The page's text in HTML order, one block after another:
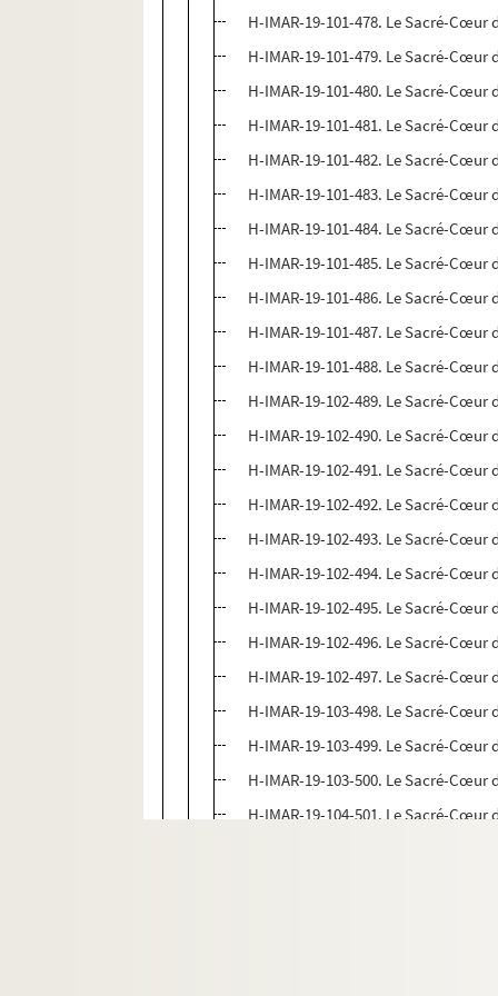
H-IMAR-19-101-478. Le Sacré-Cœur
H-IMAR-19-101-479. Le Sacré-Cœur
H-IMAR-19-101-480. Le Sacré-Cœur
H-IMAR-19-101-481. Le Sacré-Cœur
H-IMAR-19-101-482. Le Sacré-Cœur
H-IMAR-19-101-483. Le Sacré-Cœur
H-IMAR-19-101-484. Le Sacré-Cœur
H-IMAR-19-101-485. Le Sacré-Cœur
H-IMAR-19-101-486. Le Sacré-Cœur
H-IMAR-19-101-487. Le Sacré-Cœur
H-IMAR-19-101-488. Le Sacré-Cœur
H-IMAR-19-102-489. Le Sacré-Cœur
H-IMAR-19-102-490. Le Sacré-Cœur
H-IMAR-19-102-491. Le Sacré-Cœur
H-IMAR-19-102-492. Le Sacré-Cœur
H-IMAR-19-102-493. Le Sacré-Cœur
H-IMAR-19-102-494. Le Sacré-Cœur
H-IMAR-19-102-495. Le Sacré-Cœur
H-IMAR-19-102-496. Le Sacré-Cœur
H-IMAR-19-102-497. Le Sacré-Cœur
H-IMAR-19-103-498. Le Sacré-Cœur
H-IMAR-19-103-499. Le Sacré-Cœur
H-IMAR-19-103-500. Le Sacré-Cœur
H-IMAR-19-104-501. Le Sacré-Cœur